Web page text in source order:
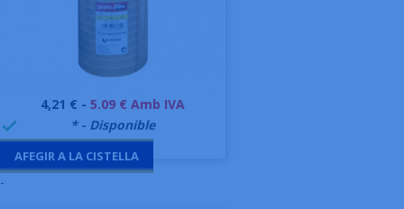
Preu
4,21 € - 5.09 € Amb IVA
 * - Disponible
AFEGIR A LA CISTELLA
-